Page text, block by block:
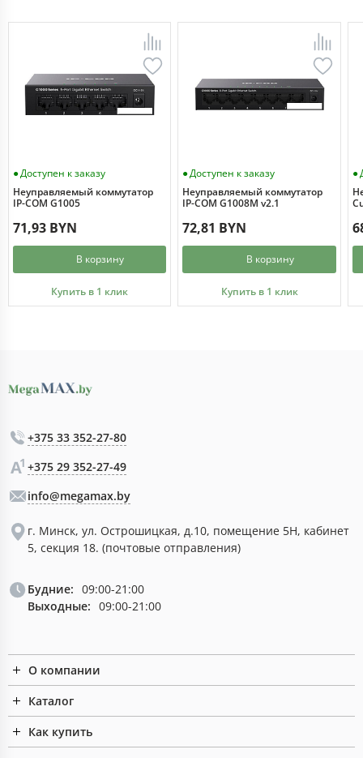
Доступен к заказу
Неуправляемый коммутатор
IP-COM G1005
71,93 BYN
В корзину
Купить в 1 клик
Доступен к заказу
Неуправляемый коммутатор
IP-COM G1008M v2.1
72,81 BYN
В корзину
Купить в 1 клик
+375 33 352-27-80
+375 29 352-27-49
info@megamax.by
г. Минск, ул. Острошицкая, д.10, помещение 5Н, кабинет
5, секция 18. (почтовые отправления)
Будние: 09:00-21:00
Выходные: 09:00-21:00
О компании
Каталог
Как купить